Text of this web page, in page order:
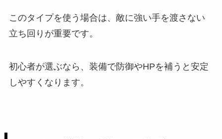
このタイプを使う場合は、敵に強い手を渡さない
立ち回りが重要です。
初心者が選ぶなら、装備で防御やHPを補うと安定
しやすくなります。